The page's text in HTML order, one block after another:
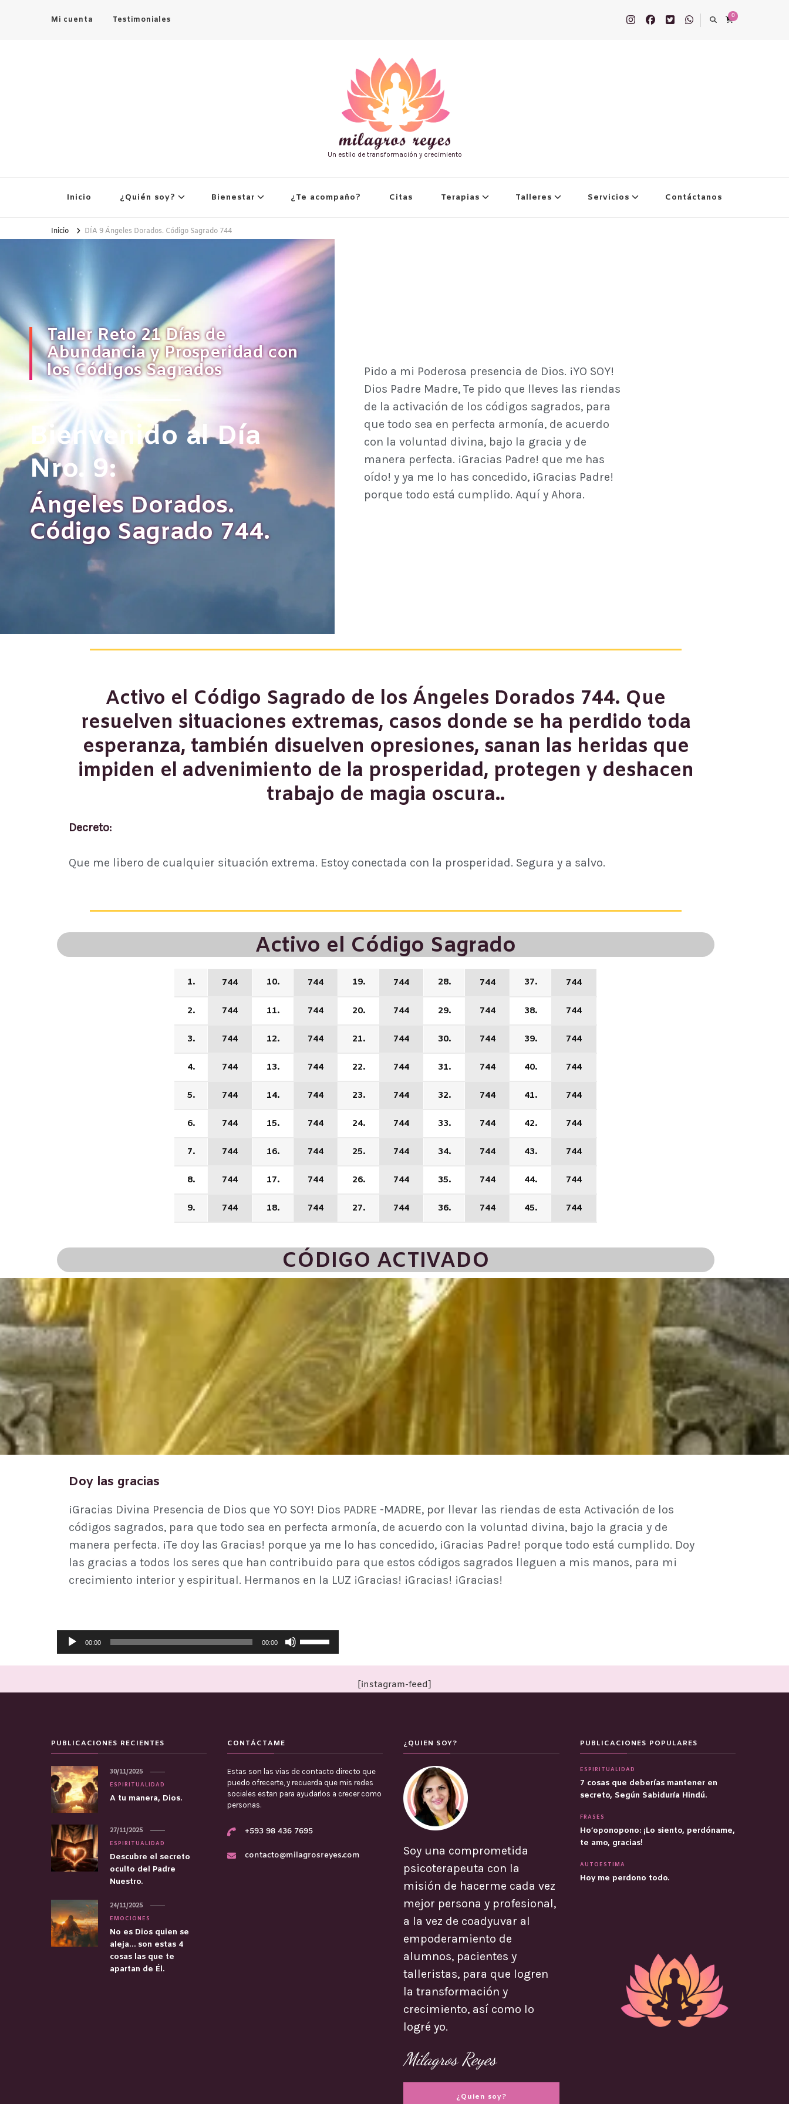
Mi cuenta Testimoniales 0
Un estilo de transformación y crecimiento
Inicio ¿Quién soy? Bienestar ¿Te acompaño? Citas Terapias Talleres Servicios Contáctanos
Inicio DÍA 9 Ángeles Dorados. Código Sagrado 744
Taller Reto 21 Días de
Abundancia y Prosperidad con
los Códigos Sagrados
Bienvenido al Día
Nro. 9:
Ángeles Dorados.
Código Sagrado 744.
Pido a mi Poderosa presencia de Dios. ¡YO SOY!
Dios Padre Madre, Te pido que lleves las riendas
de la activación de los códigos sagrados, para
que todo sea en perfecta armonía, de acuerdo
con la voluntad divina, bajo la gracia y de
manera perfecta. ¡Gracias Padre! que me has
oído! y ya me lo has concedido, ¡Gracias Padre!
porque todo está cumplido. Aquí y Ahora.
Activo el Código Sagrado de los Ángeles Dorados 744. Que
resuelven situaciones extremas, casos donde se ha perdido toda
esperanza, también disuelven opresiones, sanan las heridas que
impiden el advenimiento de la prosperidad, protegen y deshacen
trabajo de magia oscura..
Decreto:
Que me libero de cualquier situación extrema. Estoy conectada con la prosperidad. Segura y a salvo.
Activo el Código Sagrado
1. 744 10. 744 19. 744 28. 744 37. 744
2. 744 11. 744 20. 744 29. 744 38. 744
3. 744 12. 744 21. 744 30. 744 39. 744
4. 744 13. 744 22. 744 31. 744 40. 744
5. 744 14. 744 23. 744 32. 744 41. 744
6. 744 15. 744 24. 744 33. 744 42. 744
7. 744 16. 744 25. 744 34. 744 43. 744
8. 744 17. 744 26. 744 35. 744 44. 744
9. 744 18. 744 27. 744 36. 744 45. 744
CÓDIGO ACTIVADO
Doy las gracias
¡Gracias Divina Presencia de Dios que YO SOY! Dios PADRE -MADRE, por llevar las riendas de esta Activación de los
códigos sagrados, para que todo sea en perfecta armonía, de acuerdo con la voluntad divina, bajo la gracia y de
manera perfecta. ¡Te doy las Gracias! porque ya me lo has concedido, ¡Gracias Padre! porque todo está cumplido. Doy
las gracias a todos los seres que han contribuido para que estos códigos sagrados lleguen a mis manos, para mi
crecimiento interior y espiritual. Hermanos en la LUZ ¡Gracias! ¡Gracias! ¡Gracias!
Reproductor
de
audio
00:00 00:00
las
teclas
disminuir
[instagram-feed]
PUBLICACIONES RECIENTES
ESPIRITUALIDAD
A tu manera, Dios.
30/11/2025
ESPIRITUALIDAD
Descubre el secreto
oculto del Padre
Nuestro.
27/11/2025
EMOCIONES
No es Dios quien se
aleja… son estas 4
cosas las que te
apartan de Él.
24/11/2025
CONTÁCTAME
Estas son las vias de contacto directo que
puedo ofrecerte, y recuerda que mis redes
sociales estan para ayudarlos a crecer como
personas.
+593 98 436 7695
contacto@milagrosreyes.com
¿QUIEN SOY?
Soy una comprometida
psicoterapeuta con la
misión de hacerme cada vez
mejor persona y profesional,
a la vez de coadyuvar al
empoderamiento de
alumnos, pacientes y
talleristas, para que logren
la transformación y
crecimiento, así como lo
logré yo.
Milagros Reyes
¿Quien soy?
PUBLICACIONES POPULARES
ESPIRITUALIDAD
7 cosas que deberías mantener en
secreto, Según Sabiduría Hindú.
FRASES
Ho’oponopono: ¡Lo siento, perdóname,
te amo, gracias!
AUTOESTIMA
Hoy me perdono todo.